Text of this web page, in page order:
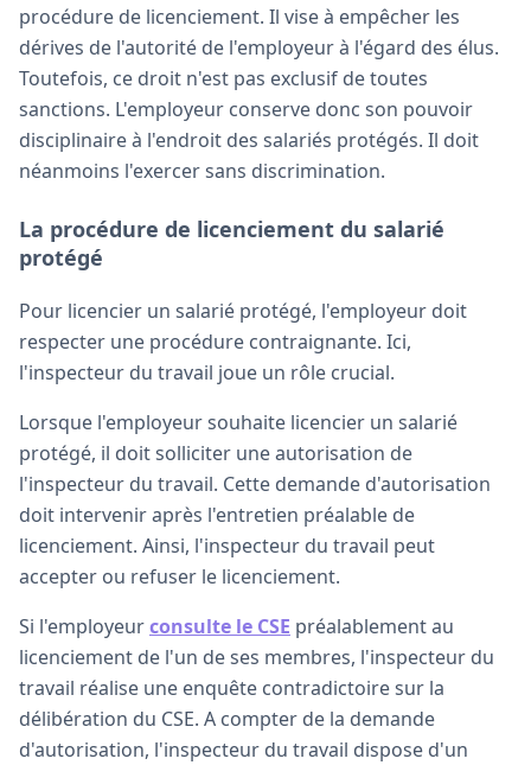
procédure de licenciement. Il vise à empêcher les
dérives de l'autorité de l'employeur à l'égard des élus.
Toutefois, ce droit n'est pas exclusif de toutes
sanctions. L'employeur conserve donc son pouvoir
disciplinaire à l'endroit des salariés protégés. Il doit
néanmoins l'exercer sans discrimination.
La procédure de licenciement du salarié
protégé
Pour licencier un salarié protégé, l'employeur doit
respecter une procédure contraignante. Ici,
l'inspecteur du travail joue un rôle crucial.
Lorsque l'employeur souhaite licencier un salarié
protégé, il doit solliciter une autorisation de
l'inspecteur du travail. Cette demande d'autorisation
doit intervenir après l'entretien préalable de
licenciement. Ainsi, l'inspecteur du travail peut
accepter ou refuser le licenciement.
Si l'employeurconsulte le CSE préalablement au
licenciement de l'un de ses membres, l'inspecteur du
travail réalise une enquête contradictoire sur la
délibération du CSE. A compter de la demande
d'autorisation, l'inspecteur du travail dispose d'un